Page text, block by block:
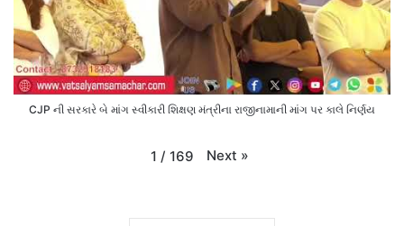
CJP ની સરકારે બે માંગ સ્વીકારી શિક્ષણ મંત્રીના રાજીનામાની માંગ પર કાલે નિર્ણય
1 / 169 Next »